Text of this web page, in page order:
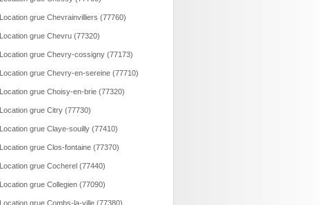
Location grue Chevrainvilliers (77760)
Location grue Chevru (77320)
Location grue Chevry-cossigny (77173)
Location grue Chevry-en-sereine (77710)
Location grue Choisy-en-brie (77320)
Location grue Citry (77730)
Location grue Claye-souilly (77410)
Location grue Clos-fontaine (77370)
Location grue Cocherel (77440)
Location grue Collegien (77090)
Location grue Combs-la-ville (77380)